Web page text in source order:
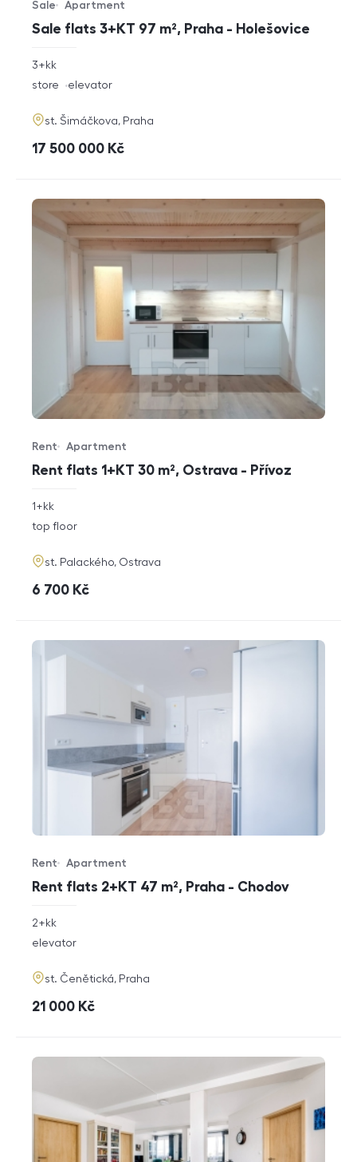
Sale flats 3+KT 97 m², Praha - Holešovice
Offer type
Sale
Property type
Apartment
rozměry
disposition
3+kk
funkce
store elevator
adresa
st. Šimáčkova, Praha
cena
17 500 000 Kč
Rent flats 1+KT 30 m², Ostrava - Přívoz
Offer type
Rent
Property type
Apartment
rozměry
disposition
1+kk
funkce
top floor
adresa
st. Palackého, Ostrava
cena
6 700 Kč
Rent flats 2+KT 47 m², Praha - Chodov
Offer type
Rent
Property type
Apartment
rozměry
disposition
2+kk
funkce
elevator
adresa
st. Čenětická, Praha
cena
21 000 Kč